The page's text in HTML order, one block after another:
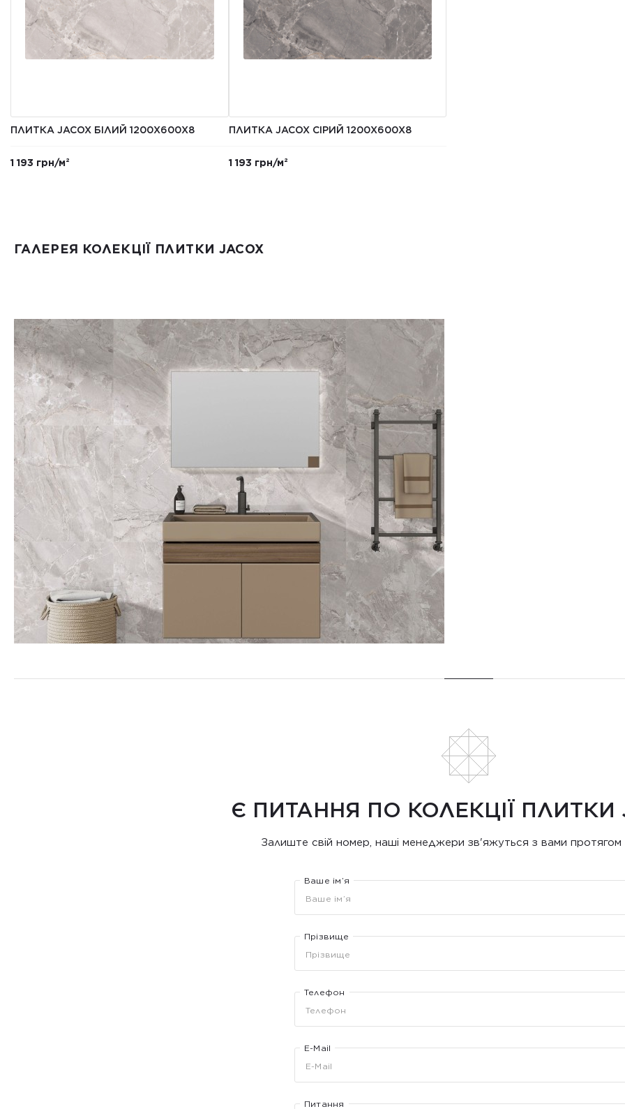
ПЛИТКА JACOX БІЛИЙ 1200X600X8
1 193 грн/м²
ПЛИТКА JACOX СІРИЙ 1200X600X8
1 193 грн/м²
ГАЛЕРЕЯ КОЛЕКЦІЇ ПЛИТКИ JACOX
Є ПИТАННЯ ПО КОЛЕКЦІЇ ПЛИТКИ
Залиште свій номер, наші менеджери зв'яжуться з вами протягом
Ваше ім’я
Прізвище
Телефон
E-Mail
Питання